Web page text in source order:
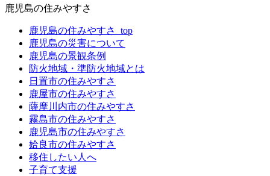
鹿児島の住みやすさ
鹿児島の住みやすさ_top
鹿児島の災害について
鹿児島の景観条例
防火地域・準防火地域とは
日置市の住みやすさ
鹿屋市の住みやすさ
薩摩川内市の住みやすさ
霧島市の住みやすさ
鹿児島市の住みやすさ
姶良市の住みやすさ
移住したい人へ
子育て支援